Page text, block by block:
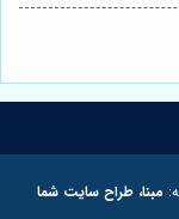
مبنا، طراح سایت شما